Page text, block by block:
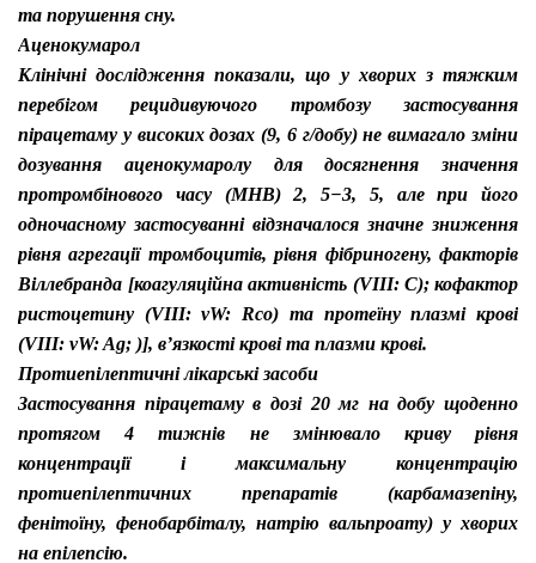
та порушення сну.
Аценокумарол
Клінічні дослідження показали, що у хворих з тяжким
перебігом рецидивуючого тромбозу застосування
пірацетаму у високих дозах (9, 6 г/добу) не вимагало зміни
дозування аценокумаролу для досягнення значення
протромбінового часу (МНВ) 2, 5−3, 5, але при його
одночасному застосуванні відзначалося значне зниження
рівня агрегації тромбоцитів, рівня фібриногену, факторів
Віллебранда [коагуляційна активність (VIII: C); кофактор
ристоцетину (VIII: vW: Rco) та протеїну плазмі крові
(VIII: vW: Ag; )], в’язкості крові та плазми крові.
Протиепілептичні лікарські засоби
Застосування пірацетаму в дозі 20 мг на добу щоденно
протягом 4 тижнів не змінювало криву рівня
концентрації і максимальну концентрацію
протиепілептичних препаратів (карбамазепіну,
фенітоїну, фенобарбіталу, натрію вальпроату) у хворих
на епілепсію.